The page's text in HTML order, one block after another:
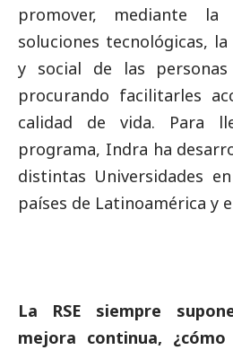
promover, mediante
soluciones tecnológicas,
y social de las personas
procurando facilitarles
calidad de vida. Para
programa, Indra ha
distintas Universidades
países de Latinoamérica y
La RSE siempre
mejora continua,